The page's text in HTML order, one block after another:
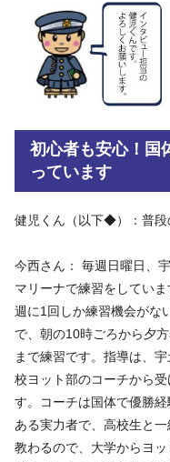
初心者も安心！国
っています
健児くん（以下◆）：普段
今西さん： 毎週日曜日、
マリーナで練習をしていま
週に1回しか練習機会がな
で、朝の10時ごろから夕
まで練習です。指導は、宇
校ヨット部のコーチから受
す。コーチは国体で優勝経
ある実力者で、高校生と一
教わるので、大学からヨッ